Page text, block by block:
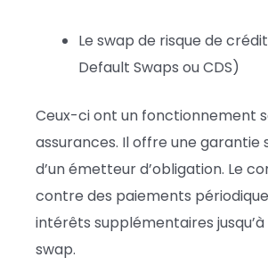
Le swap de risque de
Default Swaps ou CDS)
Ceux-ci ont un fonctionnement
assurances. Il offre une garantie
d’un émetteur d’obligation. Le
contre des paiements
intérêts supplémentaires jusqu’à
swap.